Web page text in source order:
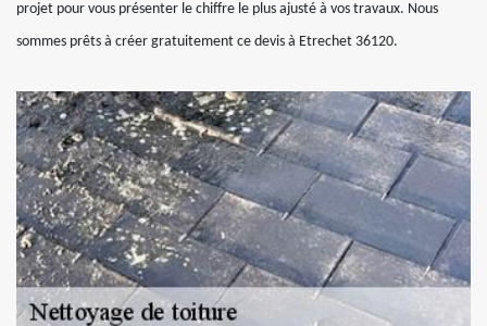
projet pour vous présenter le chiffre le plus ajusté à vos travaux. Nous
sommes prêts à créer gratuitement ce devis à Etrechet 36120.